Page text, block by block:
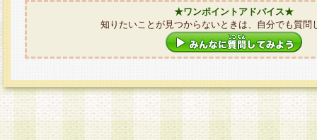
★ワンポイントアドバイス★
知りたいことが見つからないときは、自分でも質問